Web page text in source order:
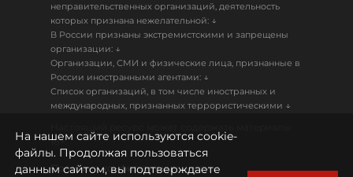
неправительственных организаций, деятельность
которых признана нежелательной: ↓
В России признаны экстремистскими и запрещены
организации: ↓
Организации, СМИ и физические лица, признанные в
России иностранными агентами: ↓
Список организаций, в том числе иностранных и
международных, признанных террористическими ↓
18+
Политика конфиденциальности
На нашем сайте используются cookie-
файлы. Продолжая пользоваться
данным сайтом, вы подтверждаете